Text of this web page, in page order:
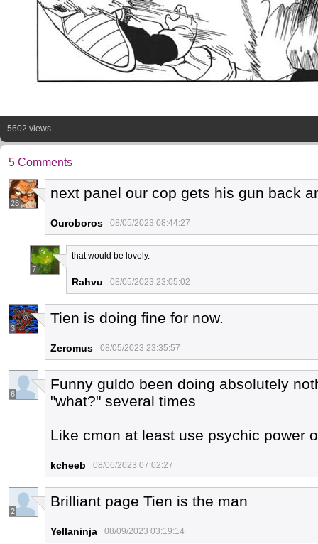
5602 views
5 Comments
28
next panel our cop gets his gun back
Ouroboros 08/05/2023 08:44:27
7
that would be lovely.
Rahvu 08/05/2023 23:05:02
3
Tien is doing fine for now.
Zeromus 08/05/2023 23:35:57
6
Funny guldo been doing absolutely
"what?" several times
Like cmon at least use psychic power
kcheeb 08/06/2023 07:02:27
2
Brilliant page Tien is the man
Yellaninja 08/09/2023 03:19:14